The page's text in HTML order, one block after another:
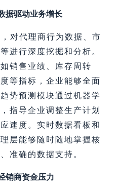
据驱动业务增长
对代理商行为数据、市
进行深度挖掘和分析。
销售业绩、库存周转
等指标，企业能够全面
势预测模块通过机器学
指导企业调整生产计划
速度。实时数据看板和
层能够随时随地掌握核
准确的数据支持。
销商资金压力